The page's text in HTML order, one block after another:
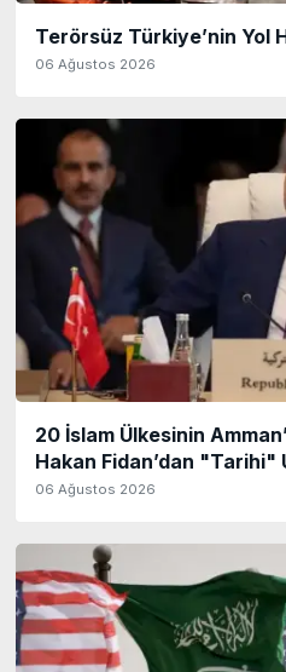
Terörsüz Türkiye’nin Yol
06 Ağustos 2026
20 İslam Ülkesinin
Hakan Fidan’dan "Tarihi"
06 Ağustos 2026